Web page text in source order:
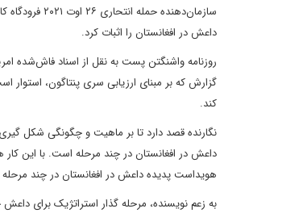
داعش در افغانستان را اثبات کرد.
روزنامه واشنگتن پست به نقل از اسناد فاش‌شده
گزارش که بر مبنای ارزیابی سری پنتاگون، استوار
کند.
نگارنده قصد دارد تا بر ماهیت و چگونگی شکل
داعش در افغانستان در چند مرحله است. با این
هویداست پدیده داعش در افغانستان در چند
به زعم نویسنده، مرحله گذار استراتژیک برای